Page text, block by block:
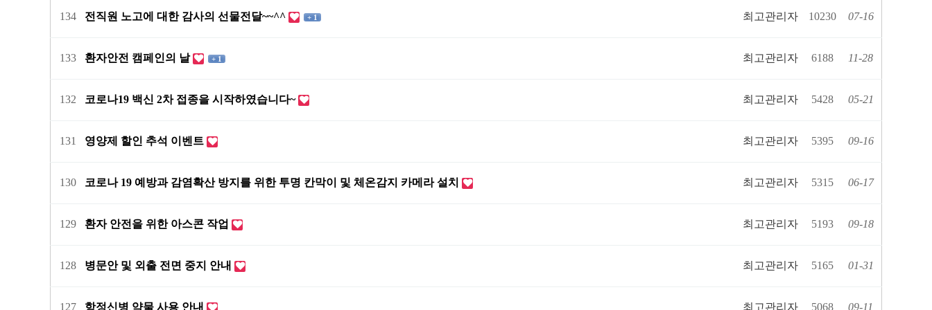
134 전직원 노고에 대한 감사의 선물전달~~^^ + 1 최고관리자 10230 07-16
133 환자안전 캠페인의 날 + 1 최고관리자 6188 11-28
132 코로나19 백신 2차 접종을 시작하였습니다~ 최고관리자 5428 05-21
131 영양제 할인 추석 이벤트 최고관리자 5395 09-16
130 코로나 19 예방과 감염확산 방지를 위한 투명 칸막이 및 체온감지 카메라 설치 최고관리자 5315 06-17
129 환자 안전을 위한 아스콘 작업 최고관리자 5193 09-18
128 병문안 및 외출 전면 중지 안내 최고관리자 5165 01-31
127 항정신병 약물 사용 안내 최고관리자 5068 09-11